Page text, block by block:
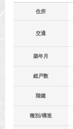
住所
交通
築年月
総戸数
階建
種別/構造